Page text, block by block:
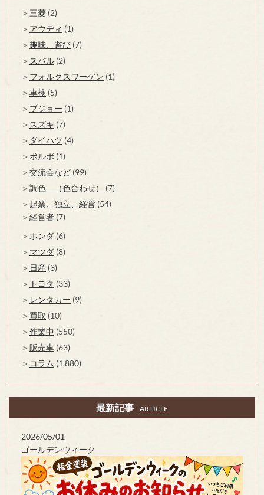
三菱 (2)
アウディ (1)
趣味、遊び (7)
スバル (2)
フォルクスワーゲン (1)
車検 (5)
プジョー (1)
スズキ (7)
ダイハツ (4)
ボルボ (1)
交流会など (99)
調色 （色合わせ）
(7)
起業、独立、経営 (54)
経営者 (7)
ホンダ (6)
マツダ (8)
日産 (3)
トヨタ (33)
レンタカー (9)
買取 (10)
作業中 (550)
販売車 (63)
コラム (1,880)
最新記事 ARTICLE
2026/05/01
ゴールデンウィーク